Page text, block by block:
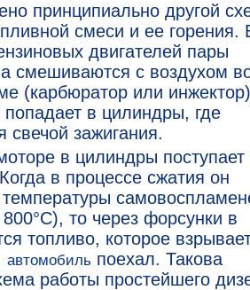
принципиально другой
смеси и ее горения.
двигателей пары
смешиваются с воздухом
(карбюратор или
попадает в цилиндры, где
свечой зажигания.
в цилиндры поступает
в процессе сжатия он
температуры
то через форсунки в
топливо, которое
автомобиль поехал. Такова
работы простейшего